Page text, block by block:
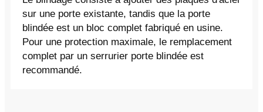
sur une porte existante, tandis que la porte
blindée est un bloc complet fabriqué en usine.
Pour une protection maximale, le remplacement
complet par un serrurier porte blindée est
recommandé.